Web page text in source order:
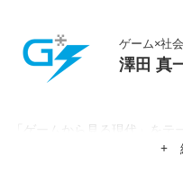
ゲーム×社
澤田 真
「ゲームから見る現代」をテ
+